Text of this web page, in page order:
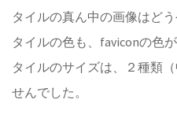
タイルの真ん中の画像はど
タイルの色も、faviconの色
タイルのサイズは、２種類
せんでした。